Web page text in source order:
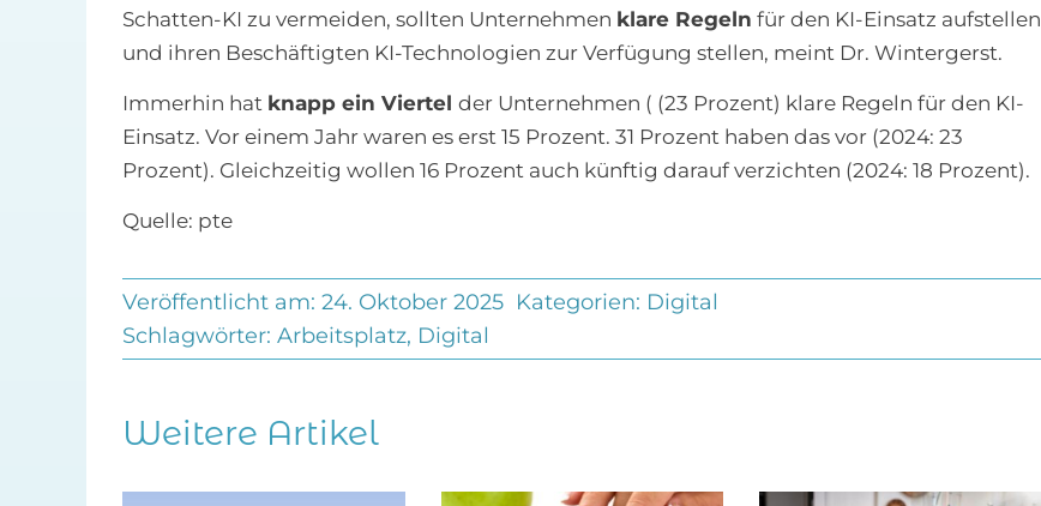
Schatten-KI zu vermeiden, sollten Unternehmen klare Regeln für den KI-Einsatz aufstellen
und ihren Beschäftigten KI-Technologien zur Verfügung stellen, meint Dr. Wintergerst.
Immerhin hat knapp ein Viertel der Unternehmen ( (23 Prozent) klare Regeln für den KI-
Einsatz. Vor einem Jahr waren es erst 15 Prozent. 31 Prozent haben das vor (2024: 23
Prozent). Gleichzeitig wollen 16 Prozent auch künftig darauf verzichten (2024: 18 Prozent).
Quelle: pte
Veröffentlicht am: 24. Oktober 2025 Kategorien: Digital
Schlagwörter: Arbeitsplatz, Digital
Weitere Artikel